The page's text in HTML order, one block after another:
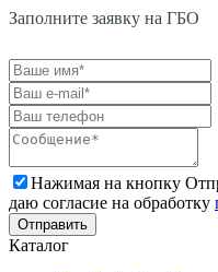
Заполните заявку на ГБО
Нажимая на кнопку
даю согласие на обработку
Каталог